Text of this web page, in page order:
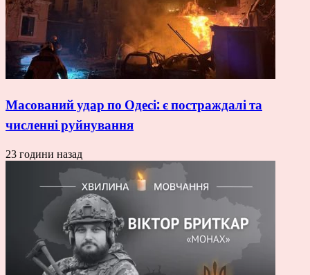
Масований удар по Одесі: є постраждалі та
численні руйнування
23 години назад